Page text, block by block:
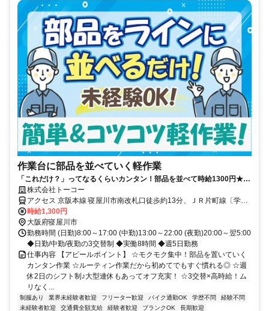
作業台に部品を並べていく軽作業
「これだけ？」ってなるくらいカンタン！部品を並べて時給1300円★週
休2日＆長期休暇有でプライベートも充実◎
株式会社トーコー
アクセス 京阪本線 寝屋川市南改札口徒歩約13分、ＪＲ片町線〔学研
都市線〕 忍ヶ丘東口徒歩約40分、ＪＲ片町線〔学研都市線〕/ＪＲ福
知山線〔宝塚線〕 四条畷西口徒歩約56分 京阪「寝屋川市」駅～徒歩
15分！バイク通勤OK＆交通費全額支給☆
時給1,300円
大阪府寝屋川市
勤務時間 (日勤)8:00～17:00 (中勤)13:00～22:00 (夜勤)20:00～翌5:00
◆日勤/中勤/夜勤の3交替制 ◆実働8時間 ◆週5日勤務
仕事内容 【アピールポイント】 ☆モクモク集中！部品を置いていく
カンタン作業 ☆ルーティン作業だから初めてでもすぐ慣れる◎ ☆週
休2日のシフト制♪大型連休もあってオフ充実！ ☆3交替×高時給！ム
リなく...
制服あり 業界未経験者歓迎 フリーター歓迎 バイク通勤OK 学歴不問
経験不問
未経験者歓迎
交通費全額支給 経験者歓迎 ブランクOK 長期歓迎